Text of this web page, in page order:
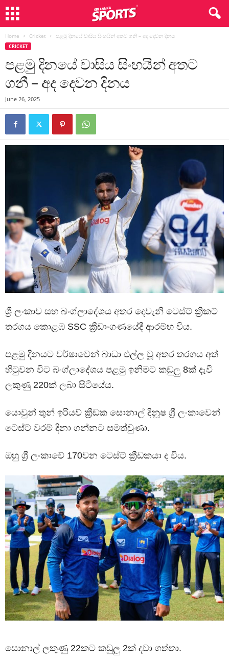
Home Cricket පළමු දිනයේ වාසිය සිංහයින් අතට ගනී – අද දෙවන දිනය
CRICKET
පළමු දිනයේ වාසිය සිංහයින් අතට
ගනී – අද දෙවන දිනය
June 26, 2025
ශ්‍රී ලංකාව සහ බංග්ලාදේශය අතර දෙවැනි ටෙස්ට් ක්‍රිකට්
තරගය කොළඹ SSC ක්‍රීඩාංගණයේදී ආරම්භ විය.
පළමු දිනයට වර්ෂාවෙන් බාධා එල්ල වූ අතර තරගය අත්
හිටුවන විට බංග්ලාදේශය පළමු ඉනිමට කඩුලු 8ක් දැවී
ලකුණු 220ක් ලබා සිටියේය.
යොවුන් තුන් ඉරියව් ක්‍රීඩක සොනාල් දිනූෂ ශ්‍රී ලංකාවෙන්
ටෙස්ට් වරම් දිනා ගන්නට සමත්වුණා.
ඔහු ශ්‍රී ලංකාවේ 170වන ටෙස්ට් ක්‍රීඩකයා ද විය.
සොනාල් ලකුණු 22කට කඩුලු 2ක් දවා ගත්තා.